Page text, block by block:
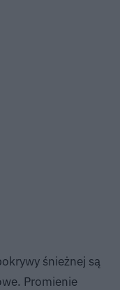
śnieżnej są
Promienie